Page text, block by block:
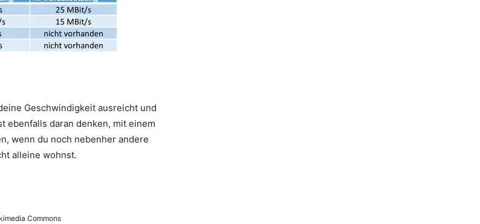
Geschwindigkeit ausreicht und
ebenfalls daran denken, mit einem
wenn du noch nebenher andere
alleine wohnst.
Commons